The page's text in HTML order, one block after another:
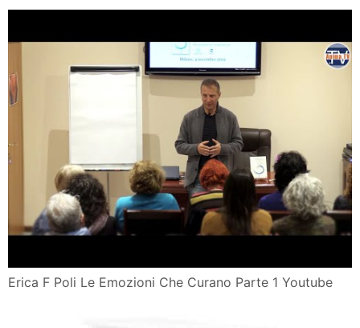
Erica F Poli Le Emozioni Che Curano Parte 1 Youtube